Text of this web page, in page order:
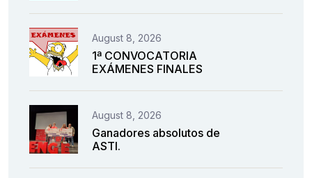
August 8, 2026
1ª CONVOCATORIA
EXÁMENES FINALES
August 8, 2026
Ganadores absolutos de
ASTI.